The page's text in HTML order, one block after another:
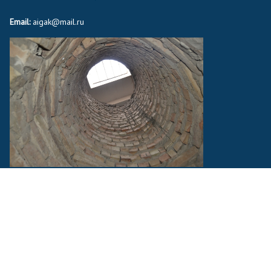
Email:aigak@mail.ru